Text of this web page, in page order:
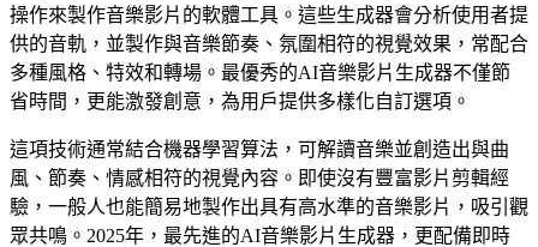
操作來製作音樂影片的軟體工具。這些生成器會分析使用者提
供的音軌，並製作與音樂節奏、氛圍相符的視覺效果，常配合
多種風格、特效和轉場。最優秀的AI音樂影片生成器不僅節
省時間，更能激發創意，為用戶提供多樣化自訂選項。
這項技術通常結合機器學習算法，可解讀音樂並創造出與曲
風、節奏、情感相符的視覺內容。即使沒有豐富影片剪輯經
驗，一般人也能簡易地製作出具有高水準的音樂影片，吸引觀
眾共鳴。2025年，最先進的AI音樂影片生成器，更配備即時